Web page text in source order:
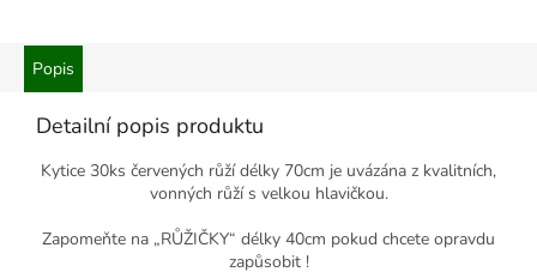
Popis
Detailní popis produktu
Kytice 30ks červených růží délky 70cm je uvázána z kvalitních,
von­ných růží s velkou hlavičkou.
Zapomeňte na „RŮŽIČKY“ délky 40cm pokud chcete opravdu
zapůsobit !